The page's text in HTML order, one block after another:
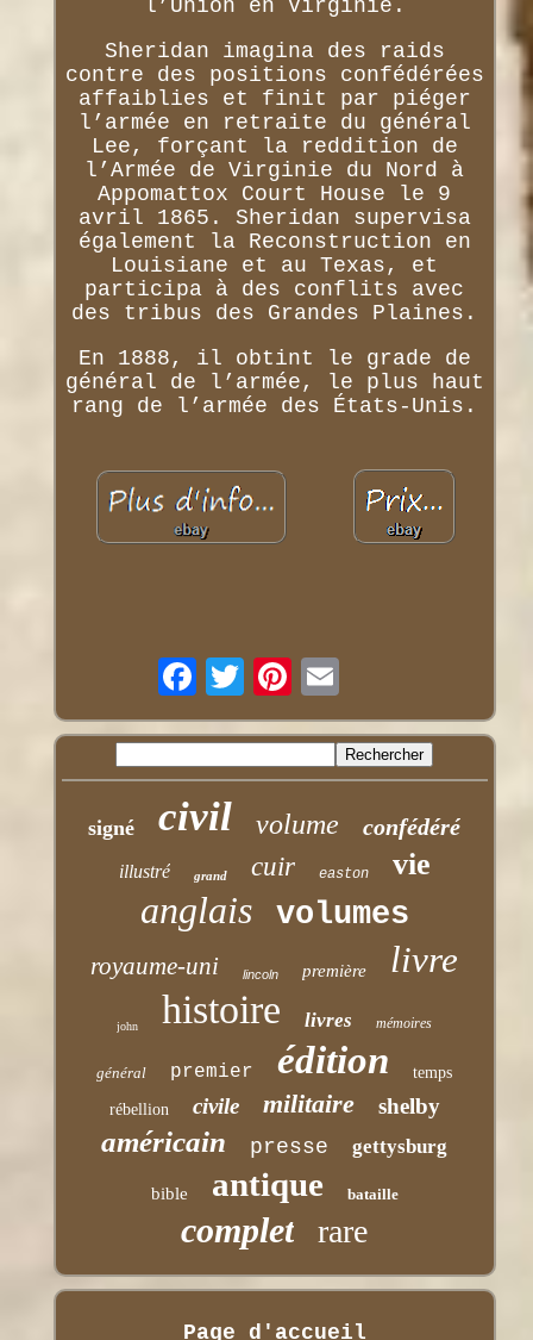
l’Union en Virginie.
Sheridan imagina des raids
contre des positions confédérées
affaiblies et finit par piéger
l’armée en retraite du général
Lee, forçant la reddition de
l’Armée de Virginie du Nord à
Appomattox Court House le 9
avril 1865. Sheridan supervisa
également la Reconstruction en
Louisiane et au Texas, et
participa à des conflits avec
des tribus des Grandes Plaines.
En 1888, il obtint le grade de
général de l’armée, le plus haut
rang de l’armée des États-Unis.
signé civil volume confédéré
illustré grand cuir easton vie
anglais volumes
royaume-uni lincoln première livre
john histoire livres mémoires
général premier édition temps
rébellion civile militaire shelby
américain presse gettysburg
bible antique bataille
complet rare
Page d'accueil